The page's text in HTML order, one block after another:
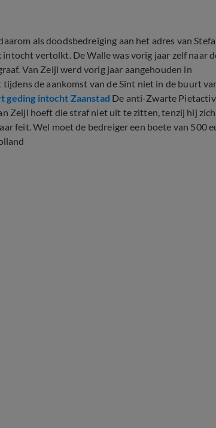
als doodsbedreiging aan het adres van
vertolkt. De Walle was vorig jaar zelf naar
Van Zeijl werd vorig jaar aangehouden in
de aankomst van de Sint niet in de buurt
geding intocht Zaanstad De anti-Zwarte
Zeijl hoeft die straf niet uit te zitten, tenzij hij zich
feit. Wel moet de bedreiger een boete van 500